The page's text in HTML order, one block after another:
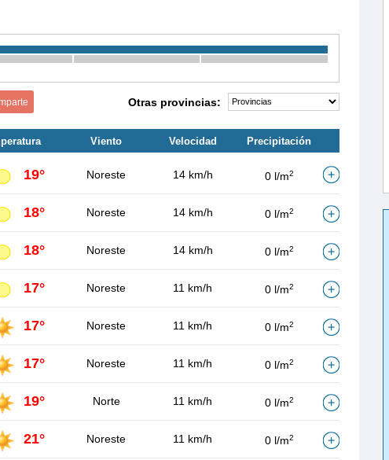
Otras provincias:
Viento Velocidad Precipitación
19° Noreste 14 km/h 0 l/m2
18° Noreste 14 km/h 0 l/m2
18° Noreste 14 km/h 0 l/m2
17° Noreste 11 km/h 0 l/m2
17° Noreste 11 km/h 0 l/m2
17° Noreste 11 km/h 0 l/m2
19° Norte 11 km/h 0 l/m2
21° Noreste 11 km/h 0 l/m2